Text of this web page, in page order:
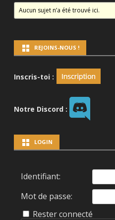
Aucun sujet n’a été trouvé ici.
REJOINS-NOUS !
Inscris-toi :
Notre Discord :
LOGIN
Identifiant:
Mot de passe:
Rester connecté